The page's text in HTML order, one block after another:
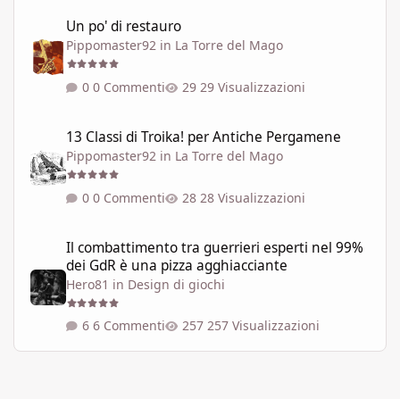
Un po' di restauro
Pippomaster92 in La Torre del Mago
0 Commenti 29 Visualizzazioni
13 Classi di Troika! per Antiche Pergamene
Pippomaster92 in La Torre del Mago
0 Commenti 28 Visualizzazioni
Il combattimento tra guerrieri esperti nel 99%
dei GdR è una pizza agghiacciante
Hero81 in Design di giochi
6 Commenti 257 Visualizzazioni